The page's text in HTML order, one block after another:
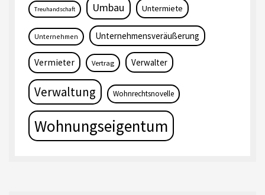
Treuhandschaft Umbau Untermiete
Unternehmen Unternehmensveräußerung
Vermieter Vertrag Verwalter
Verwaltung Wohnrechtsnovelle
Wohnungseigentum